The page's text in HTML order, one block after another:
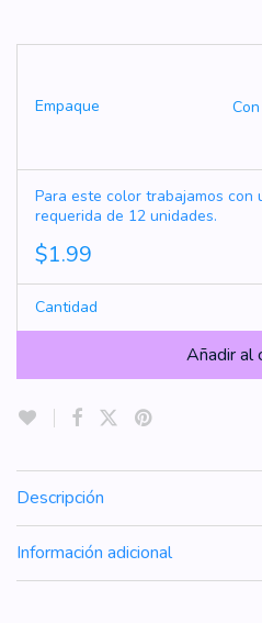
Empaque
Para este color trabajamos con
requerida de 12 unidades.
$1.99
Cantidad
Añadir al
Descripción
Información adicional